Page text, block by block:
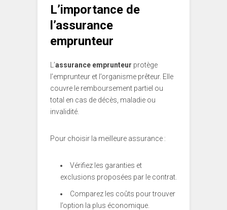
L’importance de
l’assurance
emprunteur
L’assurance emprunteur protège
l’emprunteur et l’organisme prêteur. Elle
couvre le remboursement partiel ou
total en cas de décès, maladie ou
invalidité.
Pour choisir la meilleure assurance :
Vérifiez les garanties et
exclusions proposées par le contrat.
Comparez les coûts pour trouver
l’option la plus économique.